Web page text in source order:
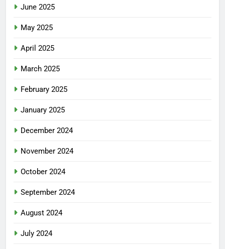
June 2025
May 2025
April 2025
March 2025
February 2025
January 2025
December 2024
November 2024
October 2024
September 2024
August 2024
July 2024